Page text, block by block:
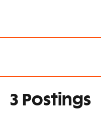
3 Postings